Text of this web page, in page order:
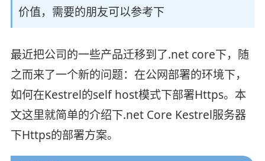
价值，需要的朋友可以参考下
最近把公司的一些产品迁移到了.net core下，随
之而来了一个新的问题：在公网部署的环境下，
如何在Kestrel的self host模式下部署Https。本
文这里就简单的介绍下.net Core Kestrel服务器
下Https的部署方案。